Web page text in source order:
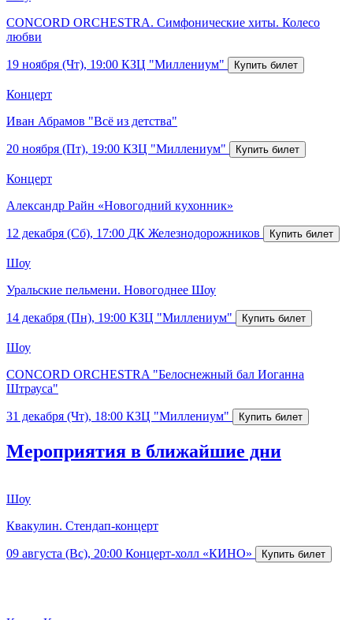
CONCORD ORCHESTRA. Симфонические хиты. Колесо
любви
19 ноября (Чт), 19:00 КЗЦ "Миллениум"
Концерт
Иван Абрамов "Всё из детства"
20 ноября (Пт), 19:00 КЗЦ "Миллениум"
Концерт
Александр Райн «Новогодний кухонник»
12 декабря (Сб), 17:00 ДК Железнодорожников
Шоу
Уральские пельмени. Новогоднее Шоу
14 декабря (Пн), 19:00 КЗЦ "Миллениум"
Шоу
CONCORD ORCHESTRA "Белоснежный бал Иоганна
Штрауса"
31 декабря (Чт), 18:00 КЗЦ "Миллениум"
Мероприятия в ближайшие дни
Шоу
Квакулин. Стендап-концерт
09 августа (Вс), 20:00 Концерт-холл «КИНО»